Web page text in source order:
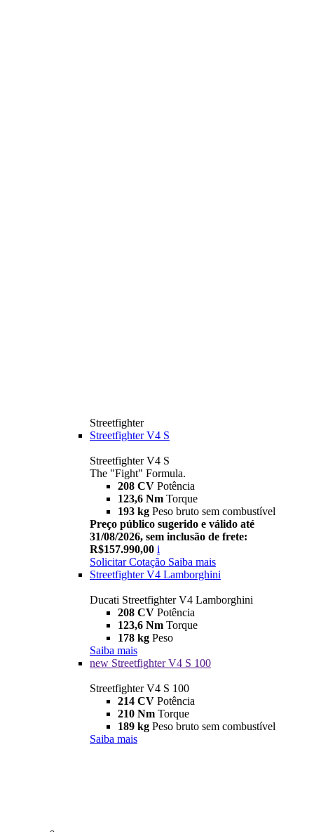
Streetfighter
Streetfighter V4 S
Streetfighter V4 S
The "Fight" Formula.
208 CV Potência
123,6 Nm Torque
193 kg Peso bruto sem combustível
Preço público sugerido e válido até
31/08/2026, sem inclusão de frete:
R$157.990,00 i
Solicitar Cotação Saiba mais
Streetfighter V4 Lamborghini
Ducati Streetfighter V4 Lamborghini
208 CV Potência
123,6 Nm Torque
178 kg Peso
Saiba mais
new Streetfighter V4 S 100
Streetfighter V4 S 100
214 CV Potência
210 Nm Torque
189 kg Peso bruto sem combustível
Saiba mais